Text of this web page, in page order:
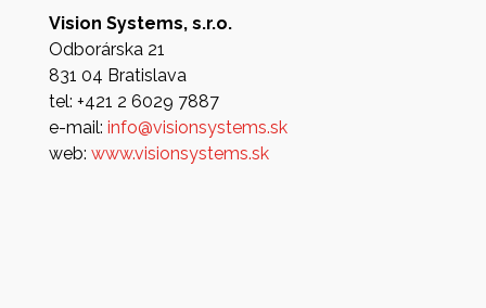
Vision Systems, s.r.o.
Odborárska 21
831 04 Bratislava
tel: +421 2 6029 7887
e-mail: info@visionsystems.sk
web: www.visionsystems.sk